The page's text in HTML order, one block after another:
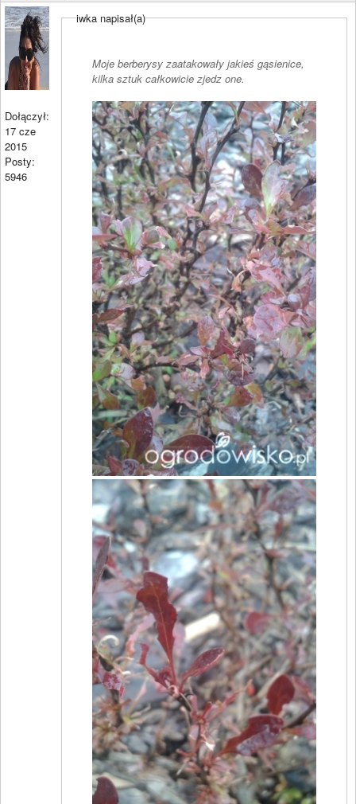
Dołączył:
17 cze
2015
Posty:
5946
iwka napisał(a)
Moje berberysy zaatakowały jakieś gąsienice,
kilka sztuk całkowicie zjedz one.